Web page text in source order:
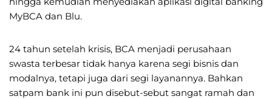
MyBCA dan Blu.
24 tahun setelah krisis, BCA menjadi perusahaan
swasta terbesar tidak hanya karena segi bisnis dan
modalnya, tetapi juga dari segi layanannya. Bahkan
satpam bank ini pun disebut-sebut sangat ramah dan